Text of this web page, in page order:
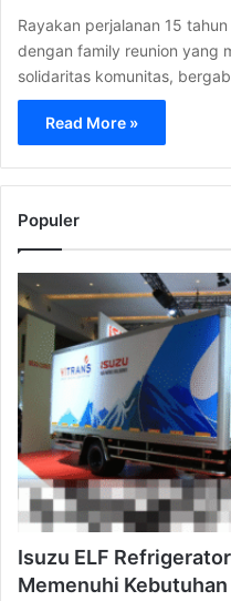
Rayakan perjalanan 15
dengan family reunion yang
solidaritas komunitas,
Read More »
Populer
Isuzu ELF
Memenuhi